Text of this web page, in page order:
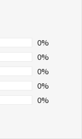
0%
0%
0%
0%
0%